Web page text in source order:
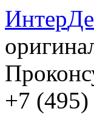
Интер
+7